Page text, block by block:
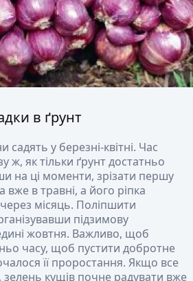
в ґрунт
садять у березні-квітні. Час
ж, як тільки ґрунт достатньо
на ці моменти, зрізати першу
в травні, а його ріпка
місяць. Поліпшити
підзимову
жовтня. Важливо, щоб
часу, щоб пустити добротне
її проростання. Якщо все
кущів почне радувати вже